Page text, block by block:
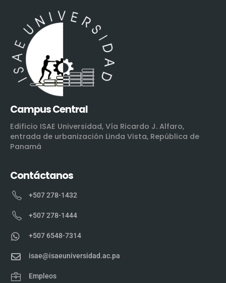
Campus Central
Edificio ISAE Universidad, Vía Ricardo J. Alfaro,
entrada de urbanización Linda Vista, República de
Panamá
Contáctanos
+507 278-1432
+507 278-1444
+507 6548-7314
isae@isaeuniversidad.ac.pa
Empleos